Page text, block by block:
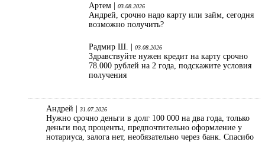
Артем | 03.08.2026
Андрей, срочно надо карту или займ, сегодня
возможно получить?
Радмир Ш. | 03.08.2026
Здравствуйте нужен кредит на карту срочно
78.000 рублей на 2 года, подскажите условия
получения
Андрей | 31.07.2026
Нужно срочно деньги в долг 100 000 на два года, только
деньги под проценты, предпочтительно оформление у
нотариуса, залога нет, необязательно через банк. Спасибо